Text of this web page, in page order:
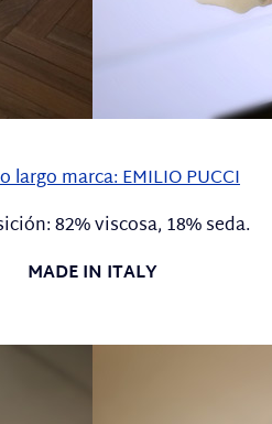
largo marca: EMILIO PUCCI
82% viscosa, 18% seda.
MADE IN ITALY